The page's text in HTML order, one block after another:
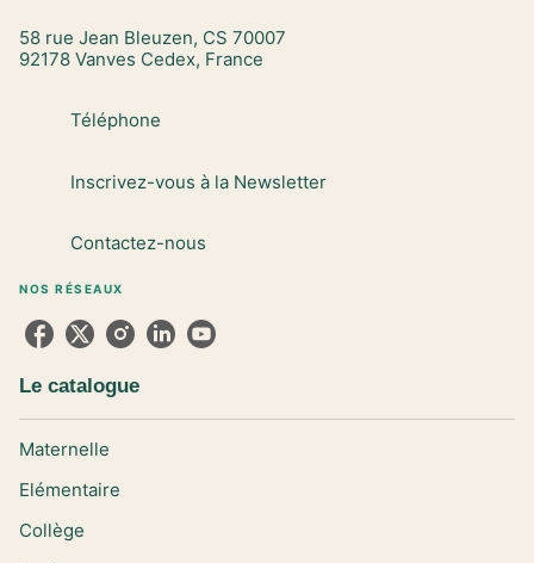
58 rue Jean Bleuzen, CS 70007
92178 Vanves Cedex, France
Téléphone
Inscrivez-vous à la Newsletter
Contactez-nous
NOS RÉSEAUX
Le catalogue
Maternelle
Elémentaire
Collège